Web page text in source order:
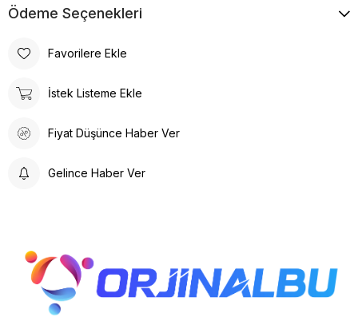
Ödeme Seçenekleri
Favorilere Ekle
İstek Listeme Ekle
Fiyat Düşünce Haber Ver
Gelince Haber Ver